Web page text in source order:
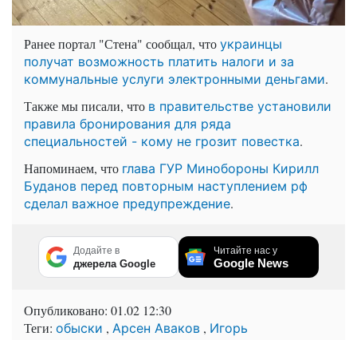
Ранее портал "Стена" сообщал, что украинцы
получат возможность платить налоги и за
коммунальные услуги электронными деньгами.
Также мы писали, что в правительстве установили
правила бронирования для ряда
специальностей - кому не грозит повестка.
Напоминаем, что глава ГУР Минобороны Кирилл
Буданов перед повторным наступлением рф
сделал важное предупреждение.
Додайте в
джерела Google
Читайте нас у
Google News
Опубликовано: 01.02 12:30
Теги: обыски , Арсен Аваков , Игорь